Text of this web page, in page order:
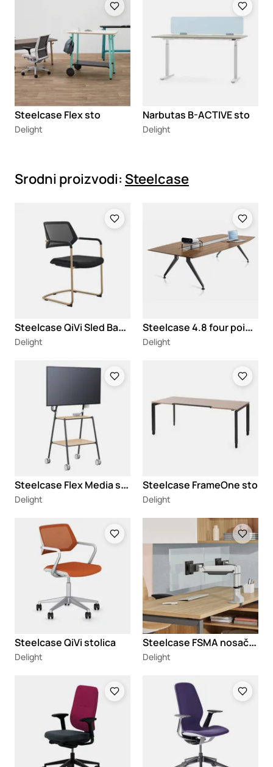
Steelcase Flex sto
Delight
Narbutas B-ACTIVE sto
Delight
Srodni proizvodi: Steelcase
S
teelcase QiVi Sled Base stolica
Delight
S
teelcase 4.8 four point eight sto
Delight
Loading
S
teelcase Flex Media stalak
Delight
Steelcase FrameOne sto
Delight
Loading
Steelcase QiVi stolica
Delight
S
teelcase FSMA nosači za monitore
Delight
Loading